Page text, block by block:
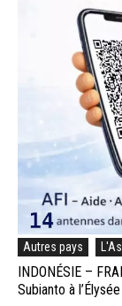
Autres pays
INDONÉSIE –
Subianto à l’Élysée